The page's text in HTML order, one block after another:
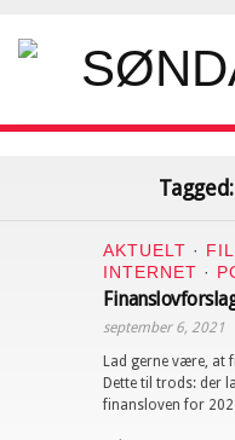
Tagged:
AKTUELT ·
INTERNET ·
september 6, 2021
Lad gerne være, at
Dette til trods: der
finansloven for